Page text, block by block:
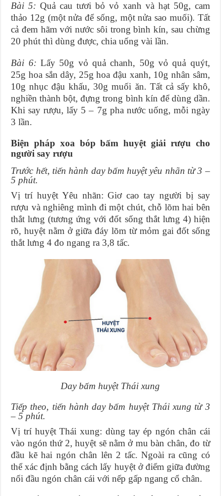
Bài 5: Quả cau tươi bỏ vỏ xanh và hạt 50g, cam
thảo 12g (một nửa để sống, một nửa sao muối). Tất
cả đem hãm với nước sôi trong bình kín, sau chừng
20 phút thì dùng được, chia uống vài lần.
Bài 6: Lấy 50g vỏ quả chanh, 50g vỏ quả quýt,
25g hoa sắn dây, 25g hoa đậu xanh, 10g nhân sâm,
10g nhục đậu khấu, 30g muối ăn. Tất cả sấy khô,
nghiền thành bột, đựng trong bình kín để dùng dần.
Khi say rượu, lấy 5 – 7g pha nước uống, mỗi ngày
3 lần.
Biện pháp xoa bóp bấm huyệt giải rượu cho
người say rượu
Trước hết, tiến hành day bấm huyệt yêu nhãn từ 3 –
5 phút.
Vị trí huyệt Yêu nhãn: Giơ cao tay người bị say
rượu và nghiêng mình đi một chút, chỗ lõm hai bên
thắt lưng (tương ứng với đốt sống thắt lưng 4) hiện
rõ, huyệt nằm ở giữa đáy lõm từ mỏm gai đốt sống
thắt lưng 4 đo ngang ra 3,8 tấc.
Day bấm huyệt Thái xung
Tiếp theo, tiến hành day bấm huyệt Thái xung từ 3
– 5 phút.
Vị trí huyệt Thái xung: dùng tay ép ngón chân cái
vào ngón thứ 2, huyệt sẽ nằm ở mu bàn chân, đo từ
đầu kẽ hai ngón chân lên 2 tấc. Ngoài ra cũng có
thể xác định bằng cách lấy huyệt ở điểm giữa đường
nối đầu ngón chân cái với nếp gấp ngang cổ chân.